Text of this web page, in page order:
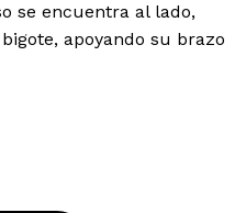
se encuentra al lado,
apoyando su brazo